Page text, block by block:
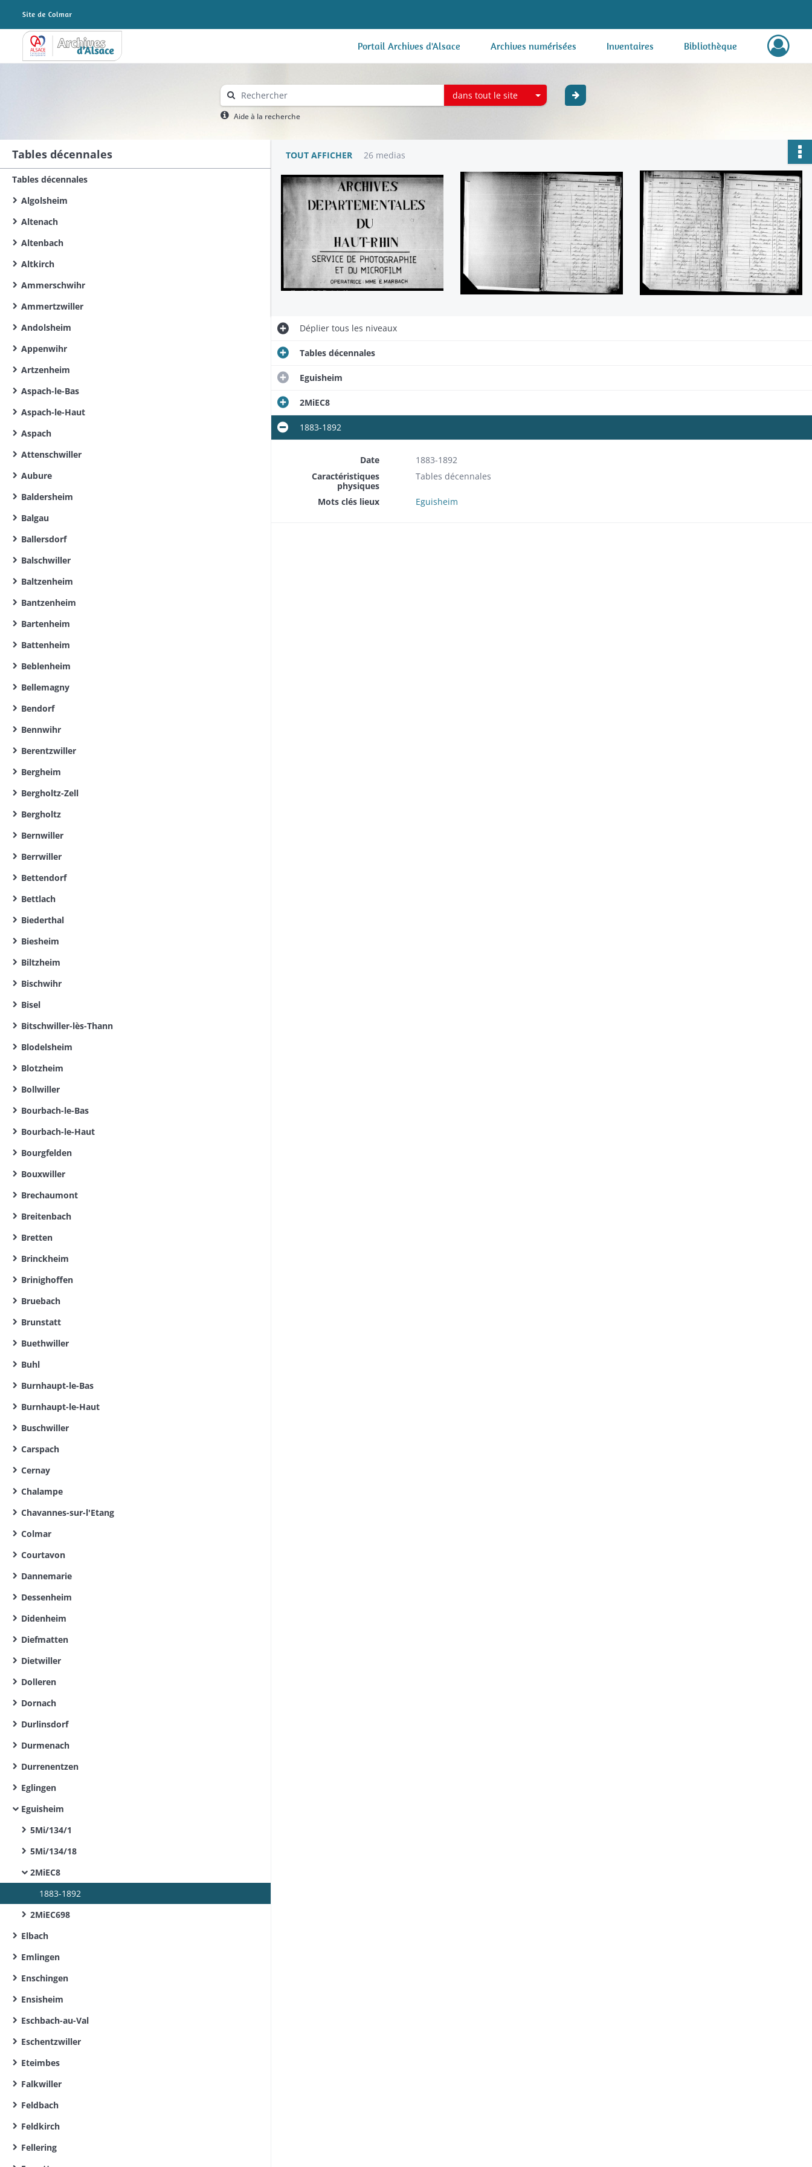
Archives Alsace - Colmar Portail Archives d'Alsace Archives numérisées Inventaires Bibliothèque
dans tout le site
Aide à la recherche
Tables décennales
Tables décennales
Algolsheim
Altenach
Altenbach
Altkirch
Ammerschwihr
Ammertzwiller
Andolsheim
Appenwihr
Artzenheim
Aspach-le-Bas
Aspach-le-Haut
Aspach
Attenschwiller
Aubure
Baldersheim
Balgau
Ballersdorf
Balschwiller
Baltzenheim
Bantzenheim
Bartenheim
Battenheim
Beblenheim
Bellemagny
Bendorf
Bennwihr
Berentzwiller
Bergheim
Bergholtz-Zell
Bergholtz
Bernwiller
Berrwiller
Bettendorf
Bettlach
Biederthal
Biesheim
Biltzheim
Bischwihr
Bisel
Bitschwiller-lès-Thann
Blodelsheim
Blotzheim
Bollwiller
Bourbach-le-Bas
Bourbach-le-Haut
Bourgfelden
Bouxwiller
Brechaumont
Breitenbach
Bretten
Brinckheim
Brinighoffen
Bruebach
Brunstatt
Buethwiller
Buhl
Burnhaupt-le-Bas
Burnhaupt-le-Haut
Buschwiller
Carspach
Cernay
Chalampe
Chavannes-sur-l'Etang
Colmar
Courtavon
Dannemarie
Dessenheim
Didenheim
Diefmatten
Dietwiller
Dolleren
Dornach
Durlinsdorf
Durmenach
Durrenentzen
Eglingen
Eguisheim
5Mi/134/1
5Mi/134/18
2MiEC8
1883-1892
2MiEC698
Elbach
Emlingen
Enschingen
Ensisheim
Eschbach-au-Val
Eschentzwiller
Eteimbes
Falkwiller
Feldbach
Feldkirch
Fellering
TOUT AFFICHER 26 medias
Dépliertous les niveaux
Tables décennales
Eguisheim
2MiEC8
1883-1892
Date
1883-1892
Caractéristiques
physiques
Tables décennales
Mots clés lieux Eguisheim